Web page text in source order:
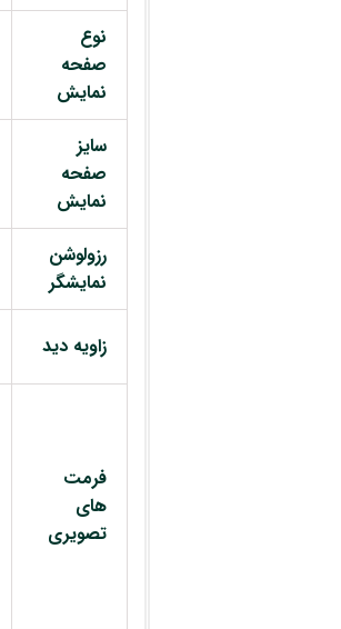
نوع
صفحه
نمایش
سایز
صفحه
نمایش
رزولوشن
نمایشگر
زاویه دید
فرمت
های
تصویری